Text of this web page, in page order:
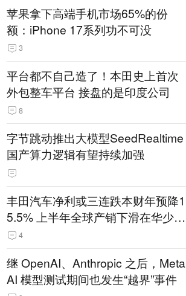
苹果拿下高端手机市场65%的份
额：iPhone 17系列功不可没
3
平台都不自己造了！本田史上首次
外包整车平台 接盘的是印度公司
8
字节跳动推出大模型SeedRealtime
国产算力逻辑有望持续加强
丰田汽车净利或三连跌本财年预降1
5.5% 上半年全球产销下滑在华少卖
14.3万辆
4
继 OpenAI、Anthropic 之后，Meta
AI 模型测试期间也发生“越界”事件